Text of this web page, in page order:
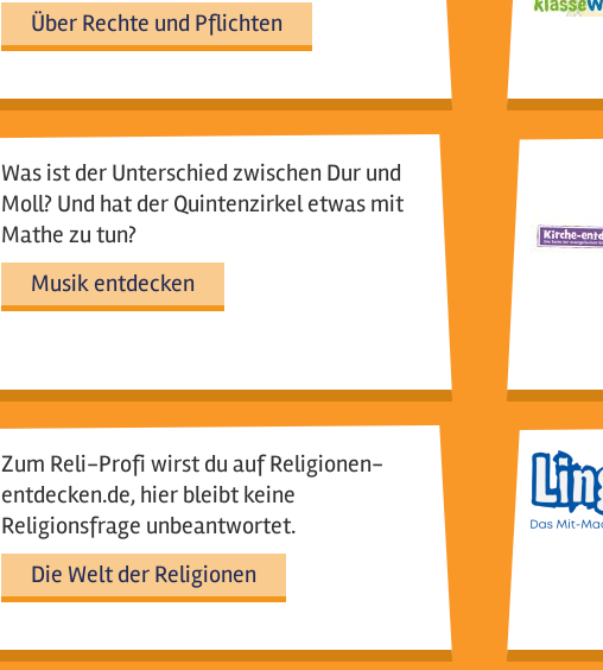
Über Rechte und Pflichten
Was ist der Unterschied zwischen Dur und
Moll? Und hat der Quintenzirkel etwas mit
Mathe zu tun?
Musik entdecken
Zum Reli-Profi wirst du auf Religionen-
entdecken.de, hier bleibt keine
Religionsfrage unbeantwortet.
Die Welt der Religionen